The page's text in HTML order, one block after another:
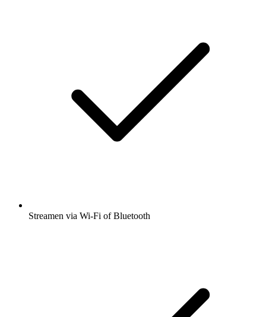
Streamen via Wi-Fi of Bluetooth